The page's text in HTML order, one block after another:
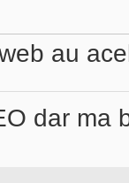
au
dar ma